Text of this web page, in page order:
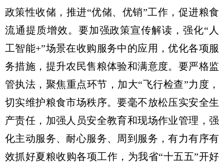
政策性收储，推进“优储、优销”工作，促进粮食
流通提质增效。要加强政策宣传解读，强化“人
工智能+”场景在收购服务中的应用，优化各项服
务措施，提升农民售粮体验和满意度。要严格监
管执法，聚焦重点环节，加大“飞行检查”力度，
切实维护粮食市场秩序。要毫不放松压实安全生
产责任，加强人员安全教育和现场作业管理，强
化主动服务、耐心服务、周到服务，有力有序有
效抓好夏粮收购各项工作，为我省“十五五”开好